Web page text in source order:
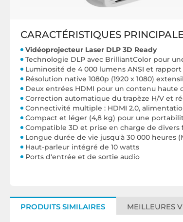
CARACTÉRISTIQUES
Vidéoprojecteur Laser DLP 3D Ready
Technologie DLP avec BrilliantColor pour
Luminosité de 4 000 lumens ANSI et
Résolution native 1080p (1920 x 1080)
Deux entrées HDMI pour un contenu
Correction automatique du trapèze H/V et
Connectivité multiple : HDMI 2.0,
Compact et léger (4,8 kg) pour une
Compatible 3D et prise en charge de divers
Longue durée de vie jusqu'à 30 000 heures
Haut-parleur intégré de 10 watts
Ports d'entrée et de sortie audio
PRODUITS SIMILAIRES MEILLEURES